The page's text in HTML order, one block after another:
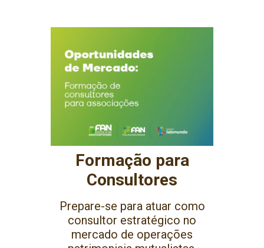
Formação para
Consultores
Prepare-se para atuar como
consultor estratégico no
mercado de operações